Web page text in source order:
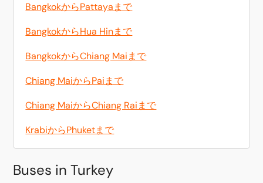
BangkokからPattayaまで
BangkokからHua Hinまで
BangkokからChiang Maiまで
Chiang MaiからPaiまで
Chiang MaiからChiang Raiまで
KrabiからPhuketまで
Buses in Turkey